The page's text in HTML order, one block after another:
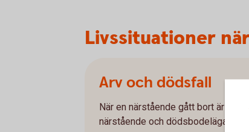
Livssituationer
Arv och dödsfall
När en närstående gått bort är det
närstående och dödsbodelägare